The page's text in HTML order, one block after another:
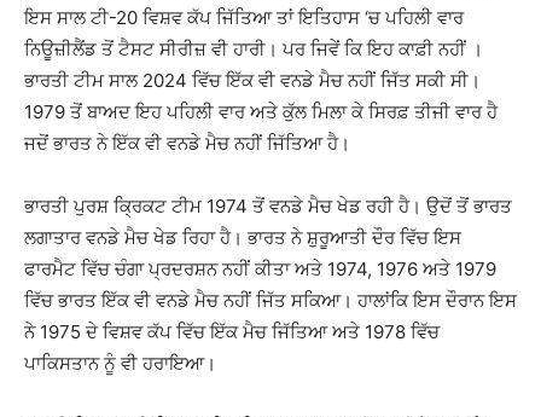
ਇਸ ਸਾਲ ਟੀ-20 ਵਿਸ਼ਵ ਕੱਪ ਜਿੱਤਿਆ ਤਾਂ ਇਤਿਹਾਸ ‘ਚ ਪਹਿਲੀ ਵਾਰ
ਨਿਊਜ਼ੀਲੈਂਡ ਤੋਂ ਟੈਸਟ ਸੀਰੀਜ਼ ਵੀ ਹਾਰੀ। ਪਰ ਜਿਵੇਂ ਕਿ ਇਹ ਕਾਫ਼ੀ ਨਹੀਂ ।
ਭਾਰਤੀ ਟੀਮ ਸਾਲ 2024 ਵਿੱਚ ਇੱਕ ਵੀ ਵਨਡੇ ਮੈਚ ਨਹੀਂ ਜਿੱਤ ਸਕੀ ਸੀ।
1979 ਤੋਂ ਬਾਅਦ ਇਹ ਪਹਿਲੀ ਵਾਰ ਅਤੇ ਕੁੱਲ ਮਿਲਾ ਕੇ ਸਿਰਫ਼ ਤੀਜੀ ਵਾਰ ਹੈ
ਜਦੋਂ ਭਾਰਤ ਨੇ ਇੱਕ ਵੀ ਵਨਡੇ ਮੈਚ ਨਹੀਂ ਜਿੱਤਿਆ ਹੈ।
ਭਾਰਤੀ ਪੁਰਸ਼ ਕ੍ਰਿਕਟ ਟੀਮ 1974 ਤੋਂ ਵਨਡੇ ਮੈਚ ਖੇਡ ਰਹੀ ਹੈ। ਉਦੋਂ ਤੋਂ ਭਾਰਤ
ਲਗਾਤਾਰ ਵਨਡੇ ਮੈਚ ਖੇਡ ਰਿਹਾ ਹੈ। ਭਾਰਤ ਨੇ ਸ਼ੁਰੂਆਤੀ ਦੌਰ ਵਿੱਚ ਇਸ
ਫਾਰਮੈਟ ਵਿੱਚ ਚੰਗਾ ਪ੍ਰਦਰਸ਼ਨ ਨਹੀਂ ਕੀਤਾ ਅਤੇ 1974, 1976 ਅਤੇ 1979
ਵਿੱਚ ਭਾਰਤ ਇੱਕ ਵੀ ਵਨਡੇ ਮੈਚ ਨਹੀਂ ਜਿੱਤ ਸਕਿਆ। ਹਾਲਾਂਕਿ ਇਸ ਦੌਰਾਨ ਇਸ
ਨੇ 1975 ਦੇ ਵਿਸ਼ਵ ਕੱਪ ਵਿੱਚ ਇੱਕ ਮੈਚ ਜਿੱਤਿਆ ਅਤੇ 1978 ਵਿੱਚ
ਪਾਕਿਸਤਾਨ ਨੂੰ ਵੀ ਹਰਾਇਆ।